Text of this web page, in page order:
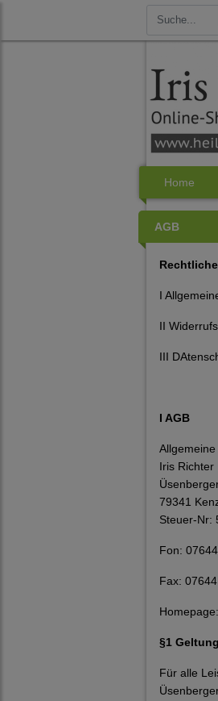
Home
AGB
I
II
III
I AGB
Iris Richter
79341
Steuer-Nr:
Fon:
Fax:
§1
Für alle